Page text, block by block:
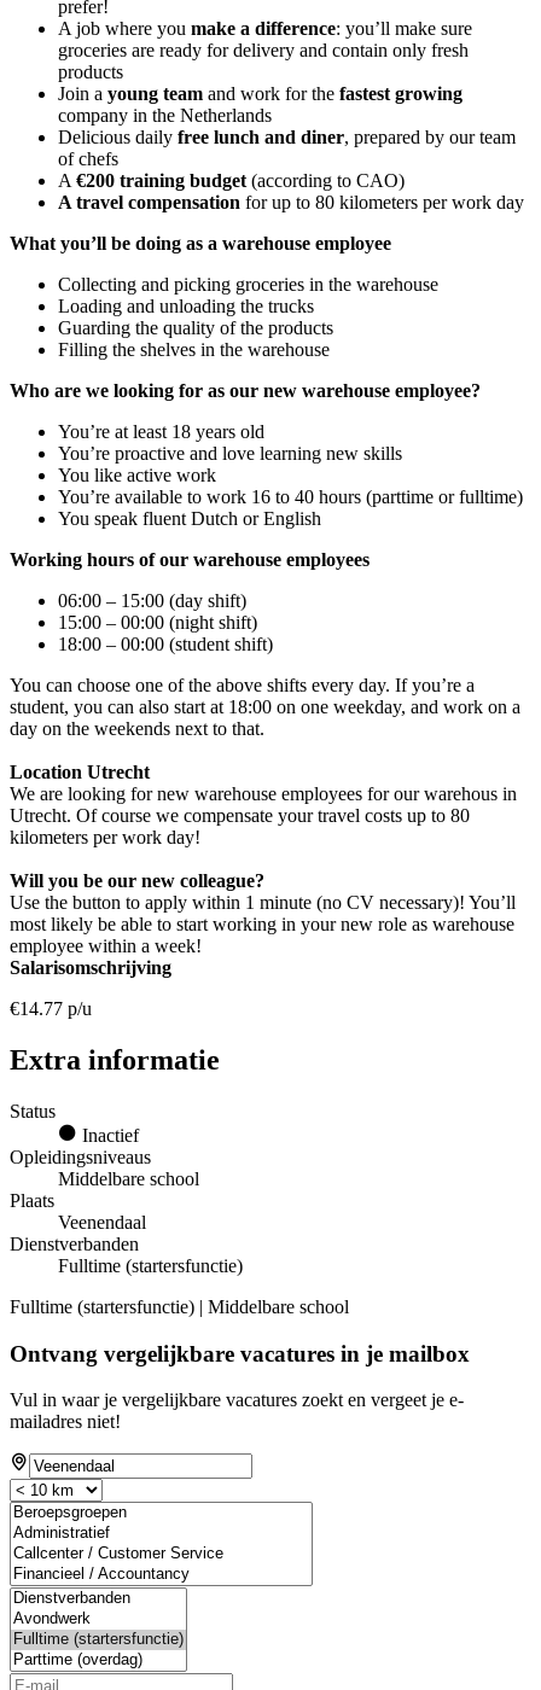
prefer!
A job where you make a difference: you’ll make sure
groceries are ready for delivery and contain only fresh
products
Join a young team and work for the fastest growing
company in the Netherlands
Delicious daily free lunch and diner, prepared by our team
of chefs
A €200 training budget (according to CAO)
A travel compensation for up to 80 kilometers per work day
What you’ll be doing as a warehouse employee
Collecting and picking groceries in the warehouse
Loading and unloading the trucks
Guarding the quality of the products
Filling the shelves in the warehouse
Who are we looking for as our new warehouse employee?
You’re at least 18 years old
You’re proactive and love learning new skills
You like active work
You’re available to work 16 to 40 hours (parttime or fulltime)
You speak fluent Dutch or English
Working hours of our warehouse employees
06:00 – 15:00 (day shift)
15:00 – 00:00 (night shift)
18:00 – 00:00 (student shift)
You can choose one of the above shifts every day. If you’re a
student, you can also start at 18:00 on one weekday, and work on a
day on the weekends next to that.
Location Utrecht
We are looking for new warehouse employees for our warehous in
Utrecht. Of course we compensate your travel costs up to 80
kilometers per work day!
Will you be our new colleague?
Use the button to apply within 1 minute (no CV necessary)! You’ll
most likely be able to start working in your new role as warehouse
employee within a week!
Salarisomschrijving
€14.77 p/u
Extra informatie
Status
Inactief
Opleidingsniveaus
Middelbare school
Plaats
Veenendaal
Dienstverbanden
Fulltime (startersfunctie)
Fulltime (startersfunctie) | Middelbare school
Ontvang vergelijkbare vacatures in je mailbox
Vul in waar je vergelijkbare vacatures zoekt en vergeet je e-
mailadres niet!
If
you
are
a
human,
ignore
this
field